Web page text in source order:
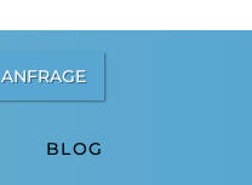
ANFRAGE
BLOG